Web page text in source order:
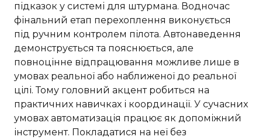
підказок у системі для штурмана. Водночас
фінальний етап перехоплення виконується
під ручним контролем пілота. Автонаведення
демонструється та пояснюється, але
повноцінне відпрацювання можливе лише в
умовах реальної або наближеної до реальної
цілі. Тому головний акцент робиться на
практичних навичках і координації. У сучасних
умовах автоматизація працює як допоміжний
інструмент. Покладатися на неї без